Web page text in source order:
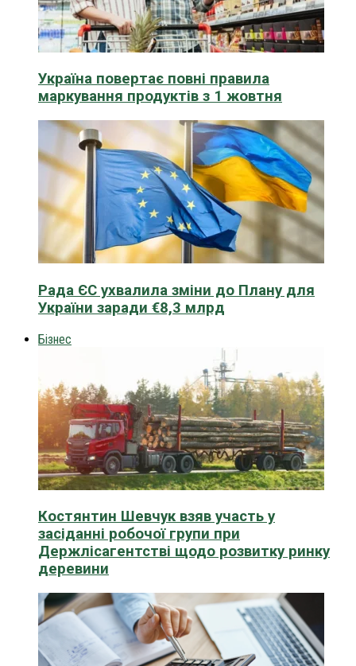
Україна повертає повні правила
маркування продуктів з 1 жовтня
Рада ЄС ухвалила зміни до Плану для
України заради €8,3 млрд
Бізнес
Костянтин Шевчук взяв участь у
засіданні робочої групи при
Держлісагентстві щодо розвитку ринку
деревини